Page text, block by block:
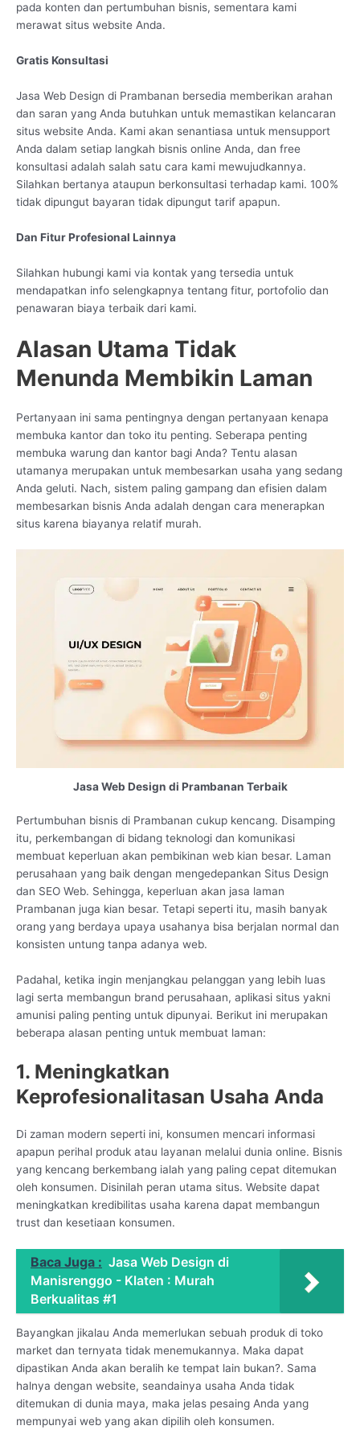
pada konten dan pertumbuhan bisnis, sementara kami
merawat situs website Anda.
Gratis Konsultasi
Jasa Web Design di Prambanan bersedia memberikan arahan
dan saran yang Anda butuhkan untuk memastikan kelancaran
situs website Anda. Kami akan senantiasa untuk mensupport
Anda dalam setiap langkah bisnis online Anda, dan free
konsultasi adalah salah satu cara kami mewujudkannya.
Silahkan bertanya ataupun berkonsultasi terhadap kami. 100%
tidak dipungut bayaran tidak dipungut tarif apapun.
Dan Fitur Profesional Lainnya
Silahkan hubungi kami via kontak yang tersedia untuk
mendapatkan info selengkapnya tentang fitur, portofolio dan
penawaran biaya terbaik dari kami.
Alasan Utama Tidak
Menunda Membikin Laman
Pertanyaan ini sama pentingnya dengan pertanyaan kenapa
membuka kantor dan toko itu penting. Seberapa penting
membuka warung dan kantor bagi Anda? Tentu alasan
utamanya merupakan untuk membesarkan usaha yang sedang
Anda geluti. Nach, sistem paling gampang dan efisien dalam
membesarkan bisnis Anda adalah dengan cara menerapkan
situs karena biayanya relatif murah.
Jasa Web Design di Prambanan Terbaik
Pertumbuhan bisnis di Prambanan cukup kencang. Disamping
itu, perkembangan di bidang teknologi dan komunikasi
membuat keperluan akan pembikinan web kian besar. Laman
perusahaan yang baik dengan mengedepankan Situs Design
dan SEO Web. Sehingga, keperluan akan jasa laman
Prambanan juga kian besar. Tetapi seperti itu, masih banyak
orang yang berdaya upaya usahanya bisa berjalan normal dan
konsisten untung tanpa adanya web.
Padahal, ketika ingin menjangkau pelanggan yang lebih luas
lagi serta membangun brand perusahaan, aplikasi situs yakni
amunisi paling penting untuk dipunyai. Berikut ini merupakan
beberapa alasan penting untuk membuat laman:
1. Meningkatkan
Keprofesionalitasan Usaha Anda
Di zaman modern seperti ini, konsumen mencari informasi
apapun perihal produk atau layanan melalui dunia online. Bisnis
yang kencang berkembang ialah yang paling cepat ditemukan
oleh konsumen. Disinilah peran utama situs. Website dapat
meningkatkan kredibilitas usaha karena dapat membangun
trust dan kesetiaan konsumen.
Baca Juga : Jasa Web Design di
Manisrenggo - Klaten : Murah
Berkualitas #1
Bayangkan jikalau Anda memerlukan sebuah produk di toko
market dan ternyata tidak menemukannya. Maka dapat
dipastikan Anda akan beralih ke tempat lain bukan?. Sama
halnya dengan website, seandainya usaha Anda tidak
ditemukan di dunia maya, maka jelas pesaing Anda yang
mempunyai web yang akan dipilih oleh konsumen.